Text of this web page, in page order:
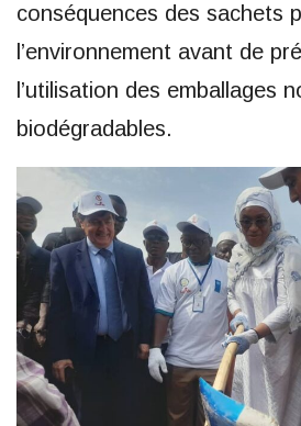
conséquences des sachets
l’environnement avant de
l’utilisation des emballages
biodégradables.